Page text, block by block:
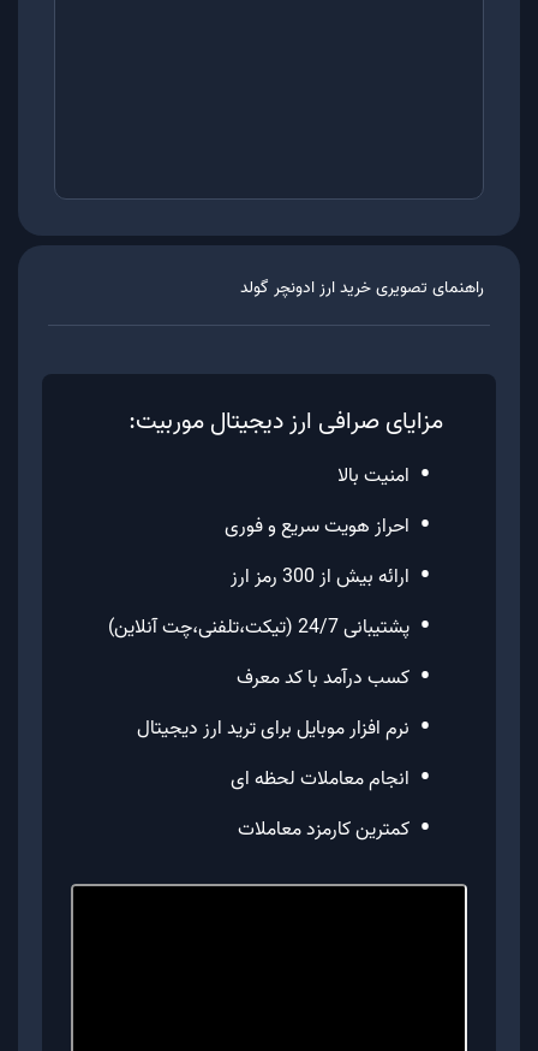
راهنمای تصویری خرید ارزادونچر گولد
مزایای صرافی ارز دیجیتال موربیت:
• امنیت بالا
• احراز هویت سریع و فوری
• ارائه بیش از 300 رمز ارز
• پشتیبانی 24/7 (تیکت،تلفنی،چت آنلاین)
• کسب درآمد با کد معرف
• نرم افزار موبایل برای ترید ارز دیجیتال
• انجام معاملات لحظه ای
• کمترین کارمزد معاملات